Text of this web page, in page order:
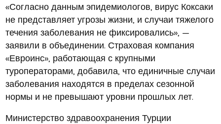
«Согласно данным эпидемиологов, вирус Коксаки
не представляет угрозы жизни, и случаи тяжелого
течения заболевания не фиксировались», —
заявили в объединении. Страховая компания
«Евроинс», работающая с крупными
туроператорами, добавила, что единичные случаи
заболевания находятся в пределах сезонной
нормы и не превышают уровни прошлых лет.
Министерство здравоохранения Турции